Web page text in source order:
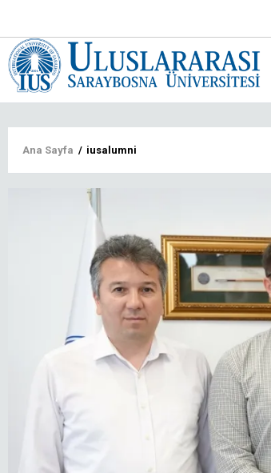
Sayfa
yolu
Ana Sayfa / iusalumni